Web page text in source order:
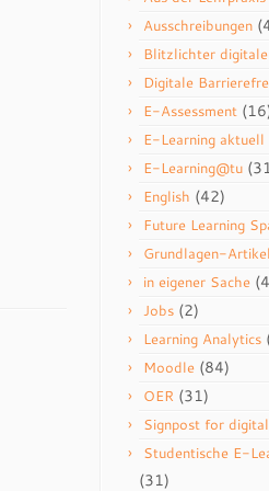
Ausschreibungen
Blitzlichter
Digitale
E-Assessment
E-Learning aktuell
E-Learning@tu
English (42)
Future Learning
Grundlagen-Artikel
in eigener Sache
Jobs (2)
Learning Analytics
Moodle (84)
OER (31)
Signpost for
Studentische E-
(31)